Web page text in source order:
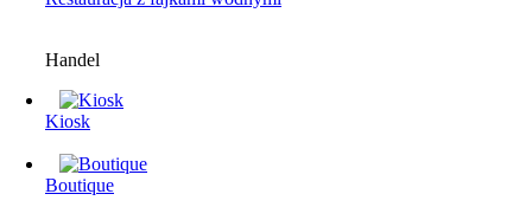
Handel
Kiosk
Boutique